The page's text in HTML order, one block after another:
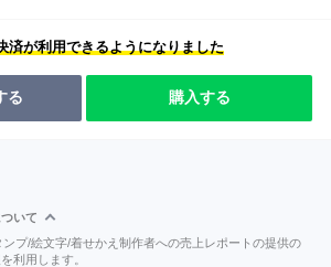
済が利用できるようになりました
る 購入する
いて
プ/絵文字/着せかえ制作者への売上レポートの提供の
利用します。